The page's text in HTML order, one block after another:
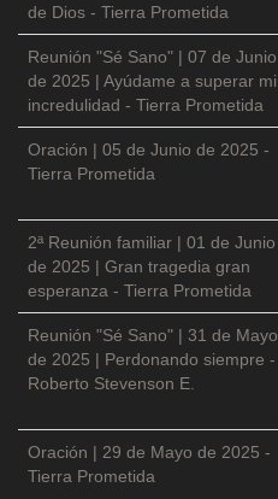
de Dios - Tierra Prometida
Reunión "Sé Sano" | 07 de Junio
de 2025 | Ayúdame a superar mi
incredulidad - Tierra Prometida
Oración | 05 de Junio de 2025 -
Tierra Prometida
2ª Reunión familiar | 01 de Junio
de 2025 | Gran tragedia gran
esperanza - Tierra Prometida
Reunión "Sé Sano" | 31 de Mayo
de 2025 | Perdonando siempre -
Roberto Stevenson E.
Oración | 29 de Mayo de 2025 -
Tierra Prometida